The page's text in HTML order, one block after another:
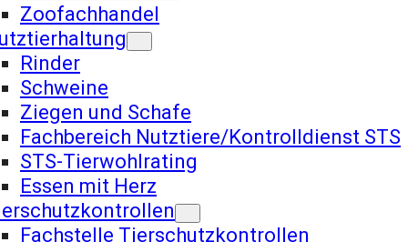
Zoofachhandel
Rinder
Schweine
Ziegen und Schafe
Fachbereich Nutztiere/Kontrolldienst STS
STS-Tierwohlrating
Essen mit Herz
Fachstelle Tierschutzkontrollen